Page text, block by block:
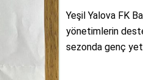
Yeşil Yalova FK
yönetimlerin
sezonda genç